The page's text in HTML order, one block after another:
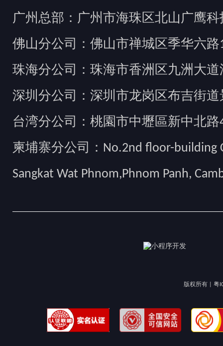
广州总部：广州市海珠区北山广鹰科
佛山分公司：佛山市禅城区季华六路
珠海分公司：珠海市香洲区九洲大道
深圳分公司：深圳市龙岗区布吉街
台湾分公司：桃園市中壢區新中北路
柬埔寨分公司：No.2nd floor-building
Sangkat Wat Phnom,Phnom Panh,
版权所有 | 粤